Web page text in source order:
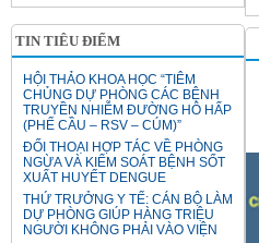
TIN TIÊU ĐIỂM
HỘI THẢO KHOA HỌC “TIÊM
CHỦNG DỰ PHÒNG CÁC BỆNH
TRUYỀN NHIỄM ĐƯỜNG HÔ HẤP
(PHẾ CẦU – RSV – CÚM)”
ĐỐI THOẠI HỢP TÁC VỀ PHÒNG
NGỪA VÀ KIỂM SOÁT BỆNH SỐT
XUẤT HUYẾT DENGUE
THỨ TRƯỞNG Y TẾ: CÁN BỘ LÀM
DỰ PHÒNG GIÚP HÀNG TRIỆU
NGƯỜI KHÔNG PHẢI VÀO VIỆN